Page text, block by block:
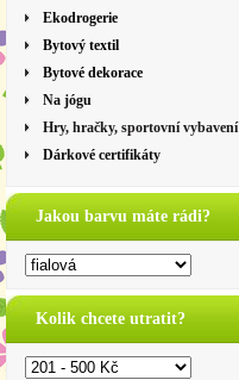
Ekodrogerie
Bytový textil
Bytové dekorace
Na jógu
Hry, hračky, sportovní vybavení
Dárkové certifikáty
Jakou barvu máte rádi?
Kolik chcete utratit?